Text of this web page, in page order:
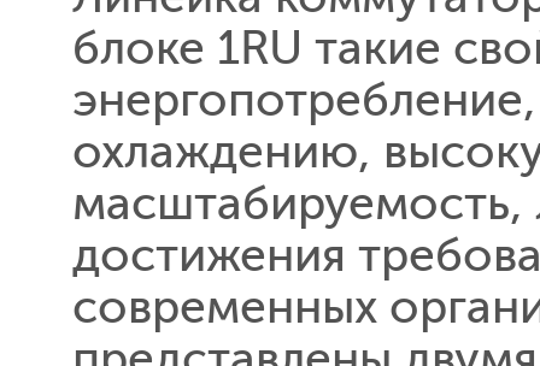
блоке 1RU такие
охлаждению,
масштабируемость,
достижения
современных